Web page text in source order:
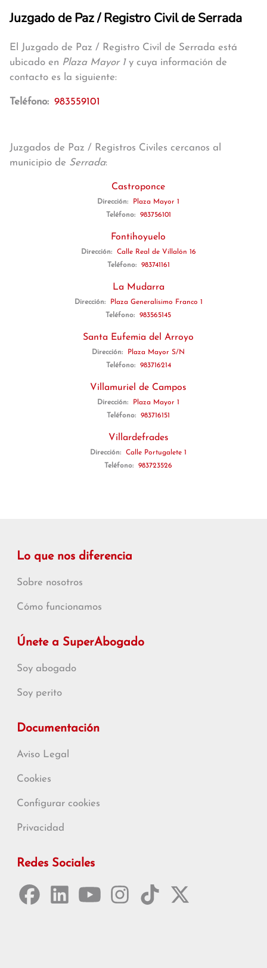
Juzgado de Paz / Registro Civil de Serrada
El Juzgado de Paz / Registro Civil de Serrada está
ubicado en Plaza Mayor 1y cuya información de
contacto es la siguiente:
Teléfono: 983559101
Juzgados de Paz / Registros Civiles cercanos al
municipio de Serrada:
Castroponce
Dirección:
Plaza Mayor 1
Teléfono:
983756101
Fontihoyuelo
Dirección:
Calle Real de Villalón 16
Teléfono:
983741161
La Mudarra
Dirección:
Plaza Generalísimo Franco 1
Teléfono:
983565145
Santa Eufemia del Arroyo
Dirección:
Plaza Mayor S/N
Teléfono:
983716214
Villamuriel de Campos
Dirección:
Plaza Mayor 1
Teléfono:
983716151
Villardefrades
Dirección:
Calle Portugalete 1
Teléfono:
983723526
Lo que nos diferencia
Sobre nosotros
Cómo funcionamos
Únete a SuperAbogado
Soy abogado
Soy perito
Documentación
Aviso Legal
Cookies
Configurar cookies
Privacidad
Redes Sociales